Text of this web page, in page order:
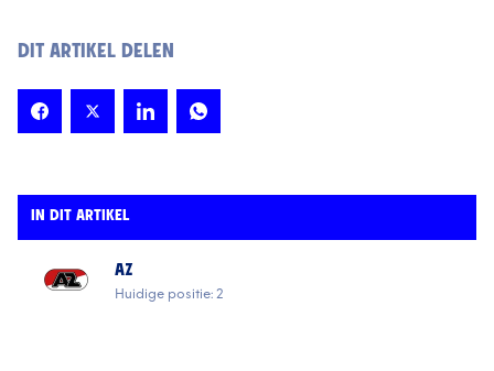
DIT ARTIKEL DELEN
IN DIT ARTIKEL
AZ
Huidige positie: 2